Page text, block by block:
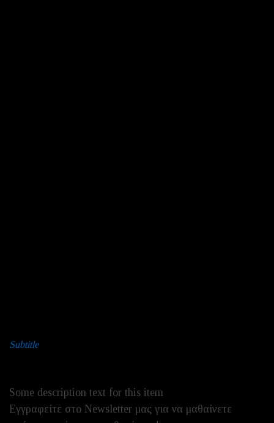
Subtitle
Some description text for this item
Εγγραφείτε στο Newsletter μας για να μαθαίνετε